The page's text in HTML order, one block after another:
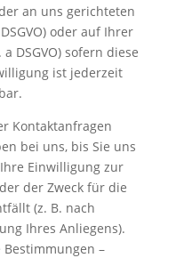
an uns gerichteten
oder auf Ihrer
DSGVO) sofern diese
ist jederzeit
Kontaktanfragen
bei uns, bis Sie uns
Einwilligung zur
der Zweck für die
(z. B. nach
Ihres Anliegens).
–